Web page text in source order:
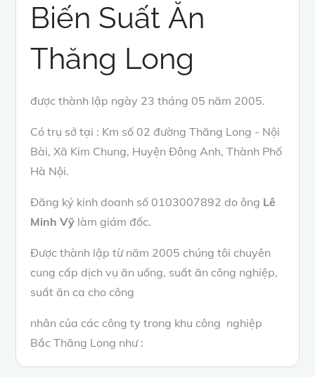
Biến Suất Ăn
Thăng Long
được thành lập ngày 23 tháng 05 năm 2005.
Có trụ sở tại : Km số 02 đường Thăng Long - Nội
Bài, Xã Kim Chung, Huyện Đông Anh, Thành Phố
Hà Nội.
Đăng ký kinh doanh số 0103007892 do ông Lê
Minh Vỹ làm giám đốc.
Được thành lập từ năm 2005 chúng tôi chuyên
cung cấp dịch vụ ăn uống, suất ăn công nghiệp,
suất ăn ca cho công
nhân của các công ty trong khu công nghiệp
Bắc Thăng Long như :